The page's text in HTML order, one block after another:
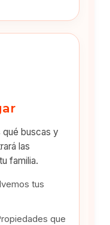
qué buscas y
las
familia.
tus
que